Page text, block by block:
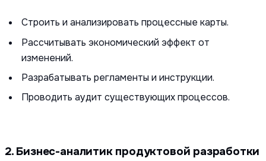
Строить и анализировать процессные карты.
Рассчитывать экономический эффект от
изменений.
Разрабатывать регламенты и инструкции.
Проводить аудит существующих процессов.
2. Бизнес-аналитик продуктовой разработки